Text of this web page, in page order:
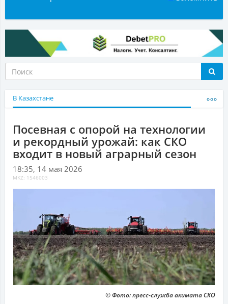
В Казахстане
Посевная с опорой на технологии
и рекордный урожай: как СКО
входит в новый аграрный сезон
18:35, 14 мая 2026
MKZ: 1546003
© Фото: пресс-служба акимата СКО